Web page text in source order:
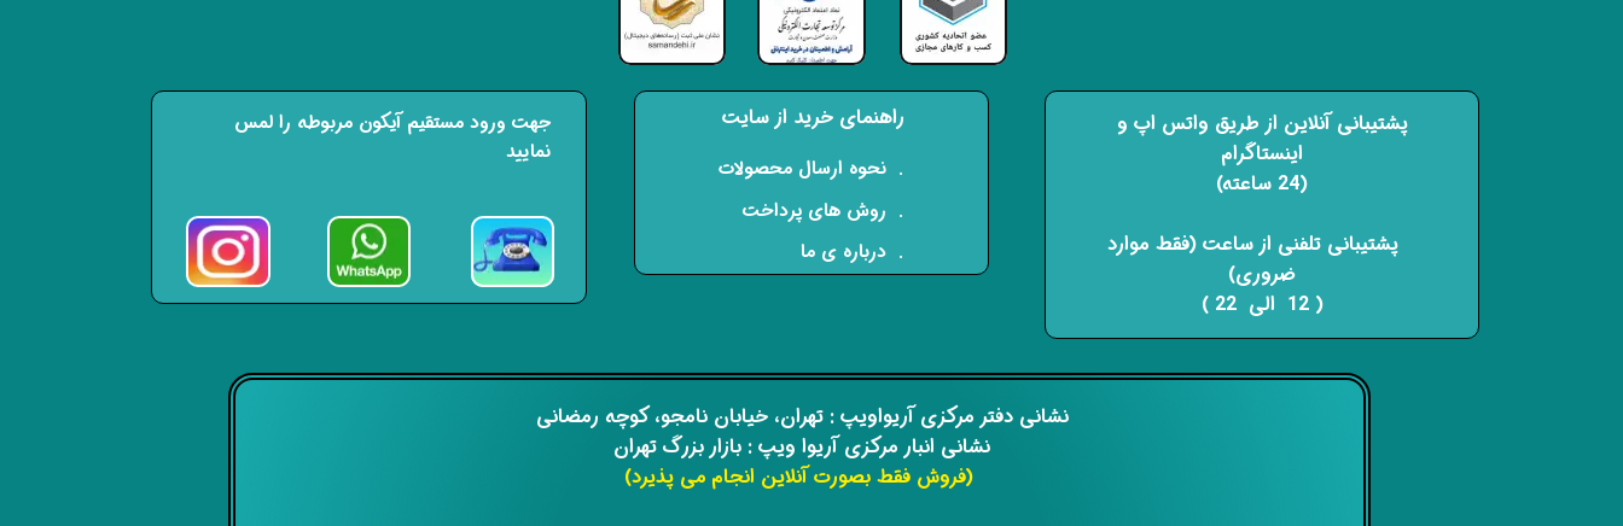
​​نشانی دفتر مرکزی آریواویپ : تهران، خیابان نامجو،کوچه رمضانی
نشانی انبار مرکزی آریوا ویپ : بازار بزرگ تهران
(فروش فقط بصورت آنلاین انجام می پذیرد)
راهنمای خرید از سایت
​. نحوه ارسال محصولات
. روش های پرداخت
. درباره ی ما
پشتیبانی آنلاین از طریق واتس اپ و
اینستاگرام
(24 ساعته)
​​​​​​​ پشتیبانی تلفنی از ساعت (فقط موارد
ضروری)
( 12 الی 22 ) ​​​​​​​
جهت ورود مستقیم آیکون مربوطه را لمس
نمایید